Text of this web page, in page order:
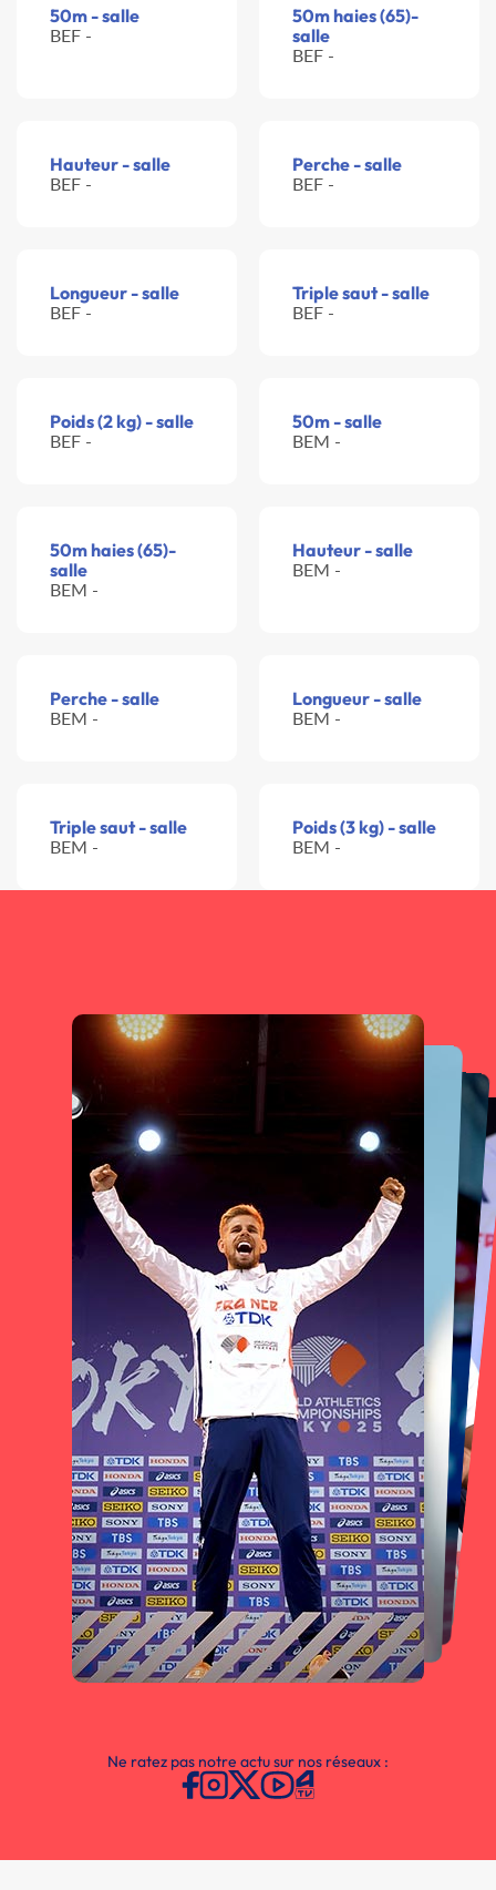
50m - salle
BEF -
50m haies (65)-
salle
BEF -
Hauteur - salle
BEF -
Perche - salle
BEF -
Longueur - salle
BEF -
Triple saut - salle
BEF -
Poids (2 kg) - salle
BEF -
50m - salle
BEM -
50m haies (65)-
salle
BEM -
Hauteur - salle
BEM -
Perche - salle
BEM -
Longueur - salle
BEM -
Triple saut - salle
BEM -
Poids (3 kg) - salle
BEM -
Ne ratez pas notre actu sur nos réseaux :